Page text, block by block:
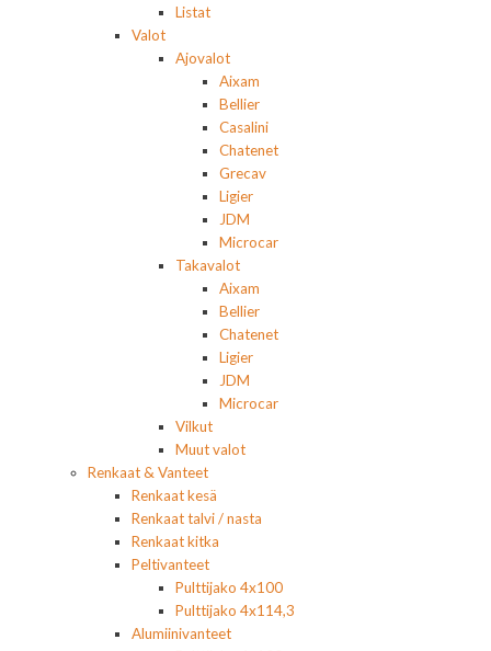
Listat
Valot
Ajovalot
Aixam
Bellier
Casalini
Chatenet
Grecav
Ligier
JDM
Microcar
Takavalot
Aixam
Bellier
Chatenet
Ligier
JDM
Microcar
Vilkut
Muut valot
Renkaat & Vanteet
Renkaat kesä
Renkaat talvi / nasta
Renkaat kitka
Peltivanteet
Pulttijako 4x100
Pulttijako 4x114,3
Alumiinivanteet